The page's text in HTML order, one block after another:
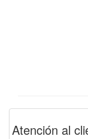
Atención al